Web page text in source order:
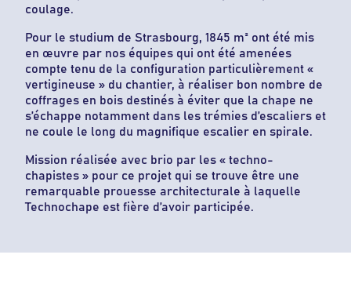
coulage.
Pour le studium de Strasbourg, 1845 m² ont été mis
en œuvre par nos équipes qui ont été amenées
compte tenu de la configuration particulièrement «
vertigineuse » du chantier, à réaliser bon nombre de
coffrages en bois destinés à éviter que la chape ne
s’échappe notamment dans les trémies d’escaliers et
ne coule le long du magnifique escalier en spirale.
Mission réalisée avec brio par les « techno-
chapistes » pour ce projet qui se trouve être une
remarquable prouesse architecturale à laquelle
Technochape est fière d’avoir participée.